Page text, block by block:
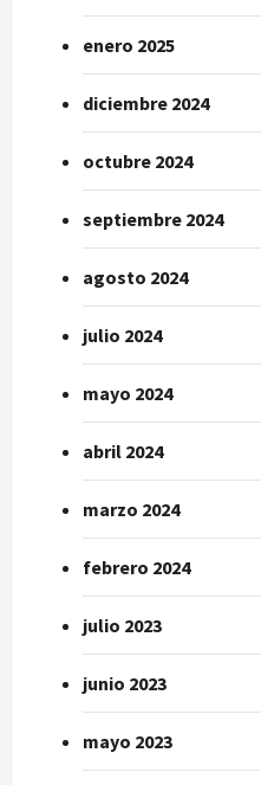
enero 2025
diciembre 2024
octubre 2024
septiembre 2024
agosto 2024
julio 2024
mayo 2024
abril 2024
marzo 2024
febrero 2024
julio 2023
junio 2023
mayo 2023